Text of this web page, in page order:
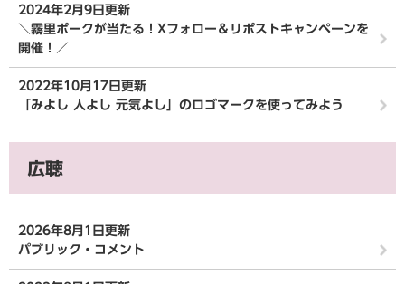
2024年2月9日更新
＼霧里ポークが当たる！Xフォロー＆リポストキャンペーンを
開催！／
2022年10月17日更新
「みよし 人よし 元気よし」のロゴマークを使ってみよう
広聴
2026年8月1日更新
パブリック・コメント